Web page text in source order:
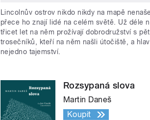
Lincolnův ostrov nikdo nikdy na mapě
přece ho znají lidé na celém světě. Už déle
třicet let na něm prožívají dobrodružství s
trosečníků, kteří na něm našli útočiště, a
nejedno tajemství.
Rozsypaná slova
Martin Daneš
Koupit